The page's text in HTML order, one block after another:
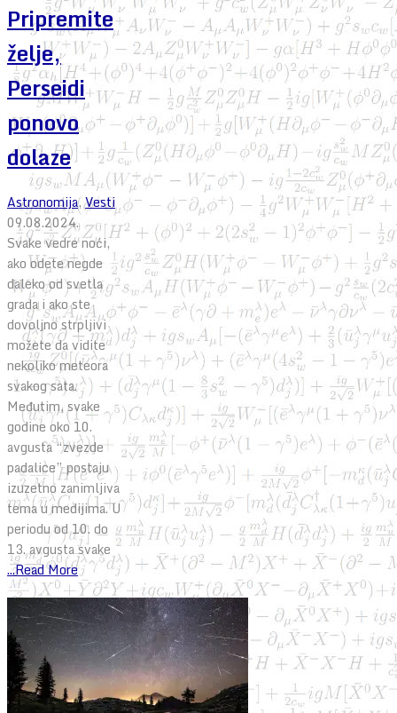
Pripremite
želje,
Perseidi
ponovo
dolaze
Astronomija,Vesti
09.08.2024.
Svake vedre noći,
ako odete negde
daleko od svetla
grada i ako ste
dovoljno strpljivi
možete da vidite
nekoliko meteora
svakog sata.
Međutim, svake
godine oko 10.
avgusta “zvezde
padalice” postaju
izuzetno zanimljiva
tema u medijima. U
periodu od 10. do
13. avgusta svake
...Read More